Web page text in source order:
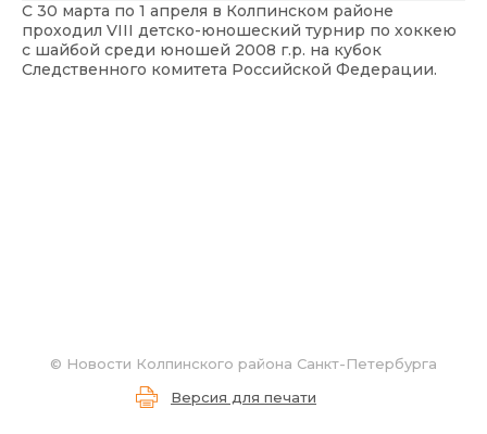
С 30 марта по 1 апреля в Колпинском районе
проходил VIII детско-юношеский турнир по хоккею
с шайбой среди юношей 2008 г.р. на кубок
Следственного комитета Российской Федерации.
© Новости Колпинского района Санкт-Петербурга
Версия для печати